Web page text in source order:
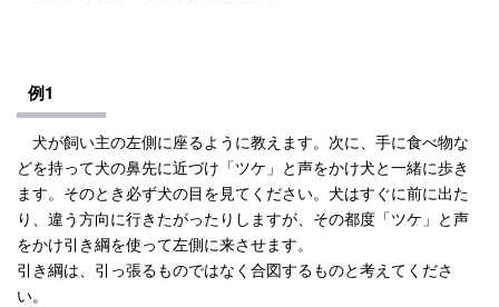
例1
犬が飼い主の左側に座るように教えます。次に、手に食べ物な
どを持って犬の鼻先に近づけ「ツケ」と声をかけ犬と一緒に歩き
ます。そのとき必ず犬の目を見てください。犬はすぐに前に出た
り、違う方向に行きたがったりしますが、その都度「ツケ」と声
をかけ引き綱を使って左側に来させます。
引き綱は、引っ張るものではなく合図するものと考えてくださ
い。